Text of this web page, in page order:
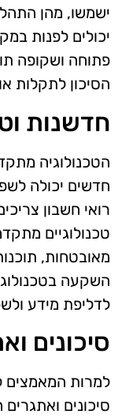
ישמשו, מהן
יכולים לפנות
פתוחה ושקופה
הסיכון לתקלות
חדשנות
הטכנולוגיה
חדשים יכולה
רואי חשבון
טכנולוגיים
מאובטחות,
השקעה
לדליפת מידע
סיכונים
למרות המאמצים
סיכונים